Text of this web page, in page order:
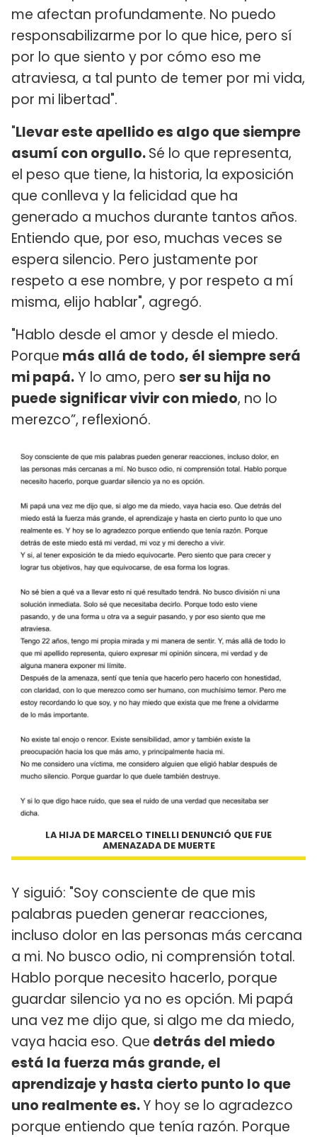
me afectan profundamente. No puedo
responsabilizarme por lo que hice, pero sí
por lo que siento y por cómo eso me
atraviesa, a tal punto de temer por mi vida,
por mi libertad".
"Llevar este apellido es algo que siempre
asumí con orgullo.Sé lo que representa,
el peso que tiene, la historia, la exposición
que conlleva y la felicidad que ha
generado a muchos durante tantos años.
Entiendo que, por eso, muchas veces se
espera silencio. Pero justamente por
respeto a ese nombre, y por respeto a mí
misma, elijo hablar", agregó.
"Hablo desde el amor y desde el miedo.
Porque más allá de todo, él siempre será
mi papá.Y lo amo, pero ser su hija no
puede significar vivir con miedo, no lo
merezco”, reflexionó.
LA HIJA DE MARCELO TINELLI DENUNCIÓ QUE FUE
AMENAZADA DE MUERTE
Y siguió: "Soy consciente de que mis
palabras pueden generar reacciones,
incluso dolor en las personas más cercana
a mi. No busco odio, ni comprensión total.
Hablo porque necesito hacerlo, porque
guardar silencio ya no es opción. Mi papá
una vez me dijo que, si algo me da miedo,
vaya hacia eso. Que detrás del miedo
está la fuerza más grande, el
aprendizaje y hasta cierto punto lo que
uno realmente es.Y hoy se lo agradezco
porque entiendo que tenía razón. Porque